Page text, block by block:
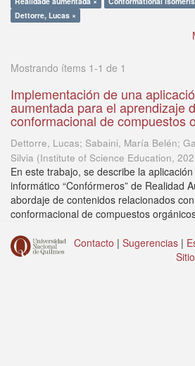
Dettorre, Lucas ×
Mostrando ítems 1-1 de 1
Implementación de una
aumentada para el aprendizaje
conformacional de compuestos
Dettorre, Lucas; Sabaini, María Belén;
Silvia (Institute of Science Education,
En este trabajo, se describe la
informático “Confórmeros” de Realidad
abordaje de contenidos relacionados
conformacional de compuestos
Contacto | Sugerencias |
Sitio